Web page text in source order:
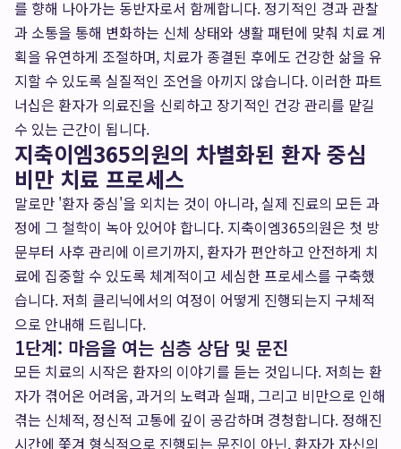
를 향해 나아가는 동반자로서 함께합니다. 정기적인 경과 관찰
과 소통을 통해 변화하는 신체 상태와 생활 패턴에 맞춰 치료 계
획을 유연하게 조절하며, 치료가 종결된 후에도 건강한 삶을 유
지할 수 있도록 실질적인 조언을 아끼지 않습니다. 이러한 파트
너십은 환자가 의료진을 신뢰하고 장기적인 건강 관리를 맡길
수 있는 근간이 됩니다.
지축이엠365의원의 차별화된 환자 중심
비만 치료 프로세스
말로만 '환자 중심'을 외치는 것이 아니라, 실제 진료의 모든 과
정에 그 철학이 녹아 있어야 합니다. 지축이엠365의원은 첫 방
문부터 사후 관리에 이르기까지, 환자가 편안하고 안전하게 치
료에 집중할 수 있도록 체계적이고 세심한 프로세스를 구축했
습니다. 저희 클리닉에서의 여정이 어떻게 진행되는지 구체적
으로 안내해 드립니다.
1단계: 마음을 여는 심층 상담 및 문진
모든 치료의 시작은 환자의 이야기를 듣는 것입니다. 저희는 환
자가 겪어온 어려움, 과거의 노력과 실패, 그리고 비만으로 인해
겪는 신체적, 정신적 고통에 깊이 공감하며 경청합니다. 정해진
시간에 쫓겨 형식적으로 진행되는 문진이 아닌, 환자가 자신의